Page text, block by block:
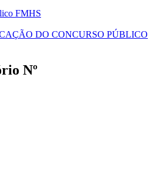
FMHS
DO CONCURSO PÚBLICO
Nº